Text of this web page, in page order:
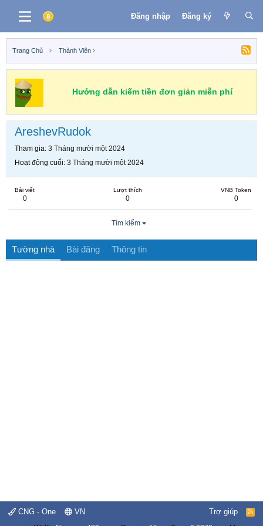
Đăng nhập Đăng ký
Trang Chủ Thành Viên
Hướng dẫn kiếm tiền đơn giản miễn phí
AreshevRudok
Tham gia 3 Tháng mười một 2024
Hoạt động cuối 3 Tháng mười một 2024
Bài viết
0
Lượt thích
0
VNB Token
0
Tìm kiếm
Tường nhà Bài đăng Thông tin
CNG - One VN Trợ giúp
R